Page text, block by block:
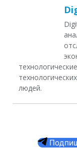
людей.